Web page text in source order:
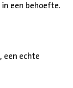
in een behoefte.
een echte